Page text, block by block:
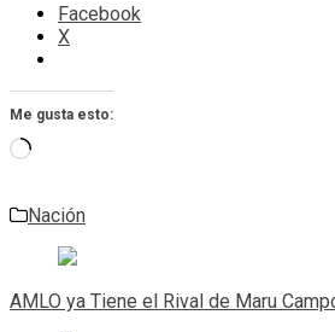
Facebook
X
Me gusta esto:
Cargando...
Nación
Navegación
de
AMLO ya Tiene el Rival de Maru